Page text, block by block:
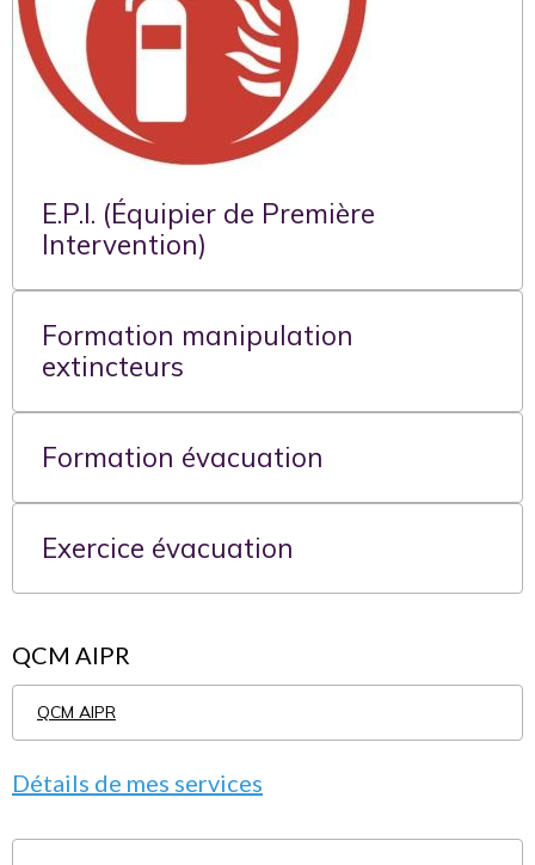
E.P.I. (Équipier de Première
Intervention)
Formation manipulation
extincteurs
Formation évacuation
Exercice évacuation
QCM AIPR
QCM AIPR
Détails de mes services